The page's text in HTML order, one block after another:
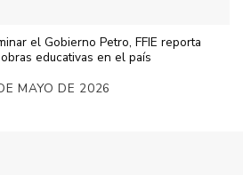
el Gobierno Petro, FFIE reporta
educativas en el país
MAYO DE 2026